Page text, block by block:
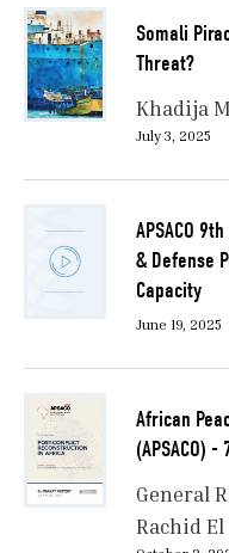
Somali
Threat?
Khadija
July 3, 2025
APSACO
& Defense
Capacity
June 19, 2025
African
(APSACO) -
General
Rachid